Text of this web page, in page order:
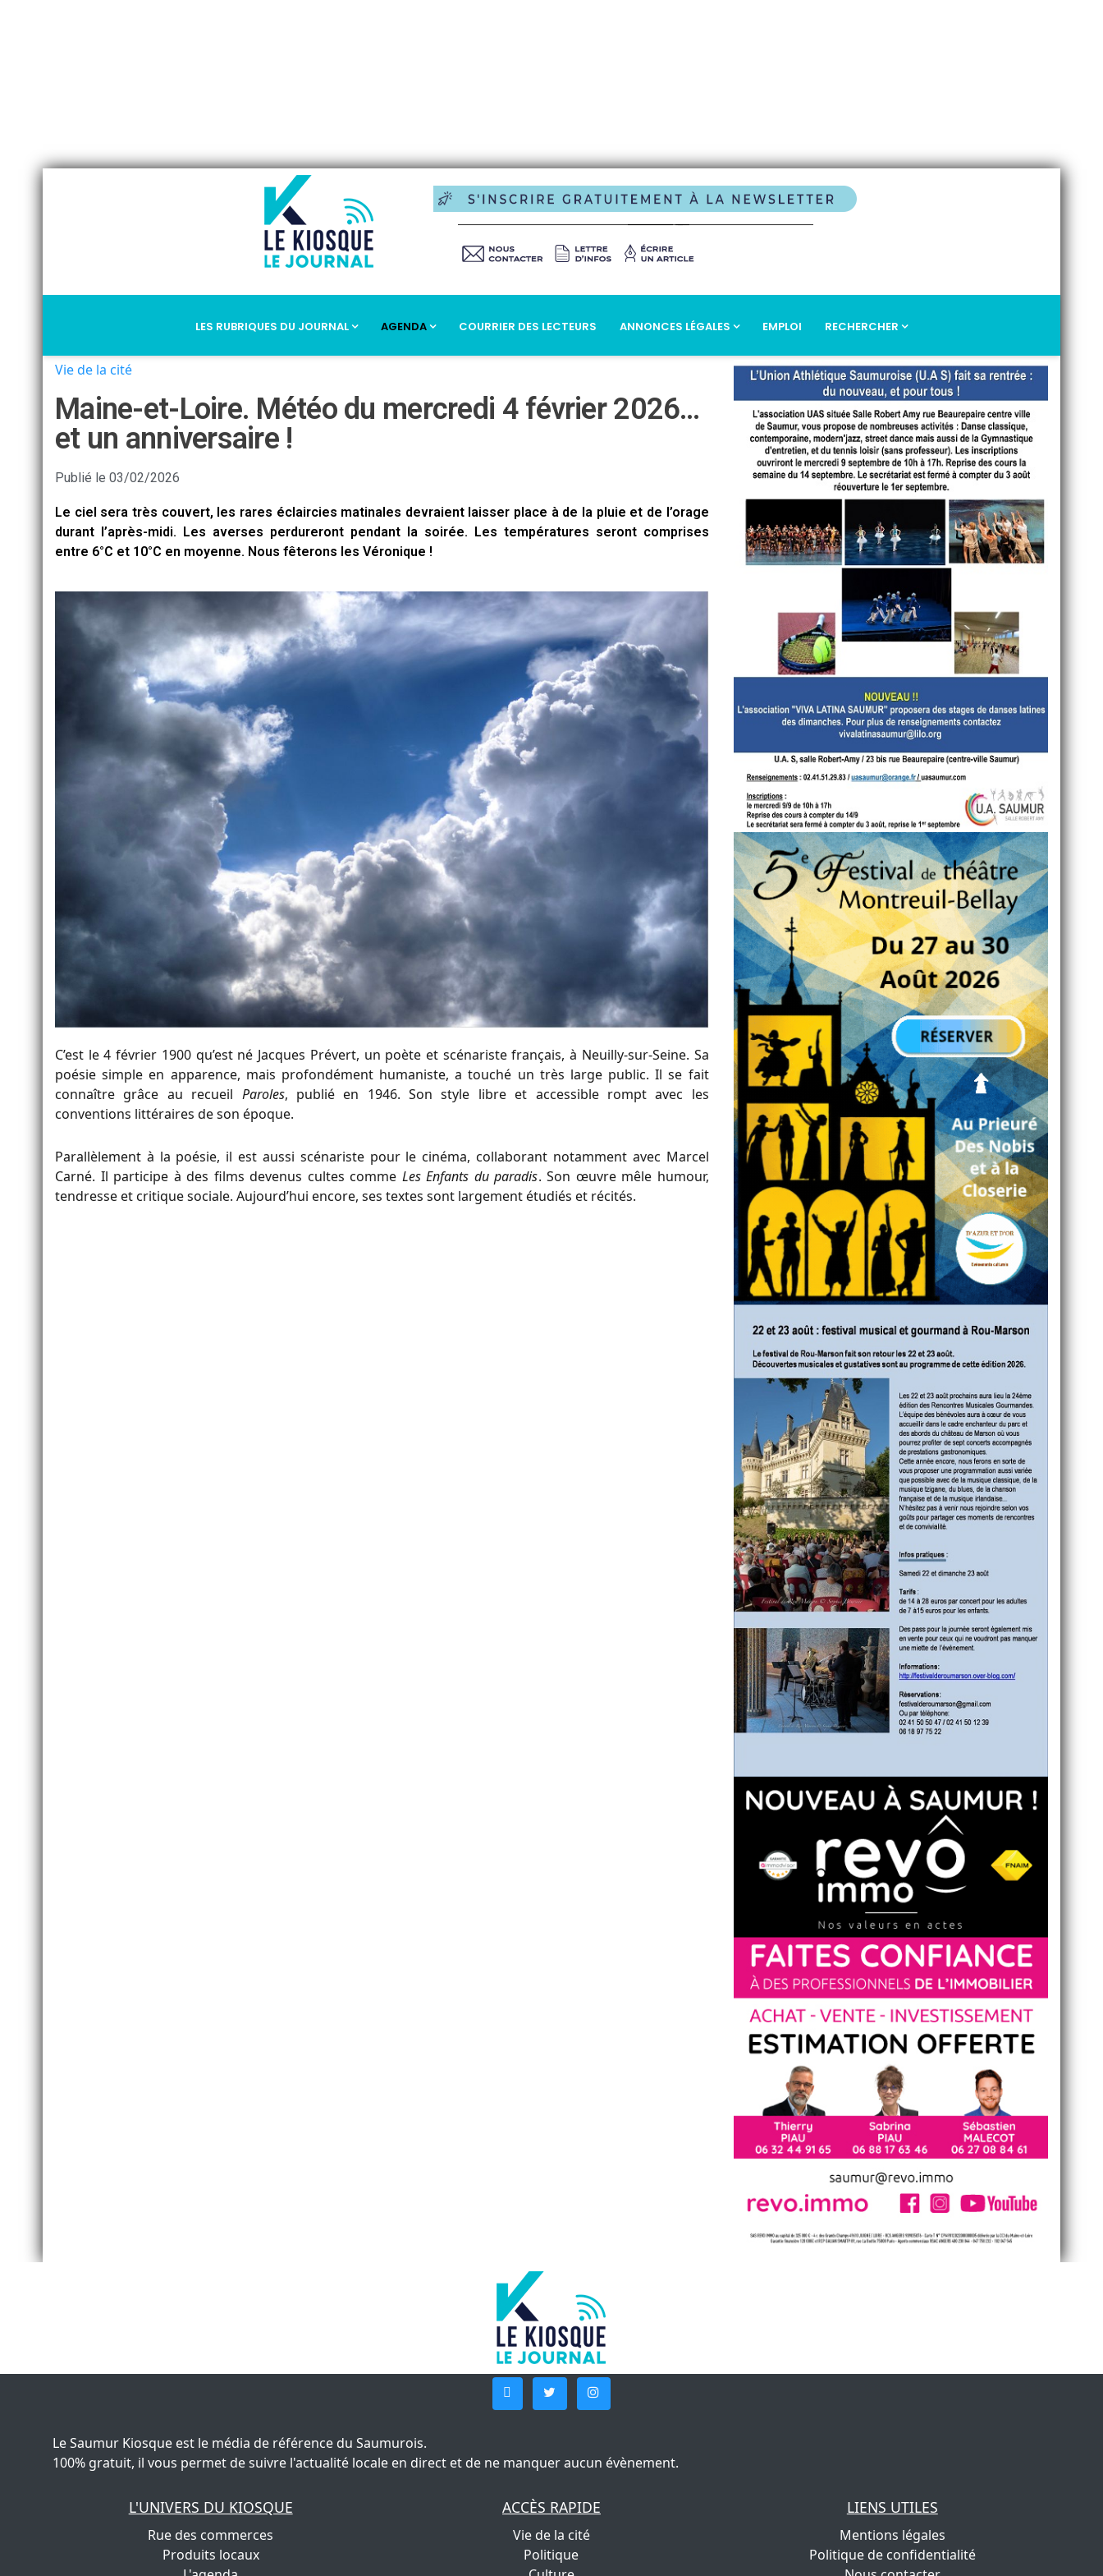
LES RUBRIQUES DU JOURNAL AGENDA COURRIER DES LECTEURS ANNONCES LÉGALES EMPLOI RECHERCHER
Vie de la cité
Maine-et-Loire. Météo du mercredi 4 février 2026…
et un anniversaire !
Publié le 03/02/2026
Le ciel sera très couvert, les rares éclaircies matinales devraient laisser place à de la pluie et de l’orage
durant l’après-midi. Les averses perdureront pendant la soirée. Les températures seront comprises
entre 6°C et 10°C en moyenne. Nous fêterons les Véronique !
C’est le 4 février 1900 qu’est né Jacques Prévert, un poète et scénariste français, à Neuilly-sur-Seine. Sa
poésie simple en apparence, mais profondément humaniste, a touché un très large public. Il se fait
connaître grâce au recueil Paroles, publié en 1946. Son style libre et accessible rompt avec les
conventions littéraires de son époque.
Parallèlement à la poésie, il est aussi scénariste pour le cinéma, collaborant notamment avec Marcel
Carné. Il participe à des films devenus cultes comme Les Enfants du paradis. Son œuvre mêle humour,
tendresse et critique sociale. Aujourd’hui encore, ses textes sont largement étudiés et récités.
Le Saumur Kiosque est le média de référence du Saumurois.
100% gratuit, il vous permet de suivre l'actualité locale en direct et de ne manquer aucun évènement.
L'UNIVERS DU KIOSQUE
Rue des commerces
Produits locaux
ACCÈS RAPIDE
Vie de la cité
Politique
LIENS UTILES
Mentions légales
Politique de confidentialité